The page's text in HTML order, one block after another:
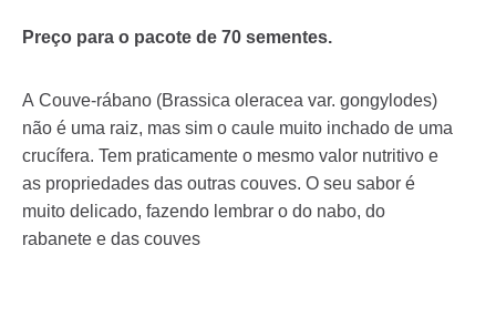
Preço para o pacote de 70 sementes.
A Couve-rábano (Brassica oleracea var. gongylodes)
não é uma raiz, mas sim o caule muito inchado de uma
crucífera. Tem praticamente o mesmo valor nutritivo e
as propriedades das outras couves. O seu sabor é
muito delicado, fazendo lembrar o do nabo, do
rabanete e das couves